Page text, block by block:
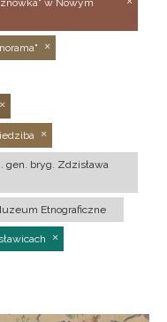
w Nowym
gen. bryg. Zdzisława
Etnograficzne